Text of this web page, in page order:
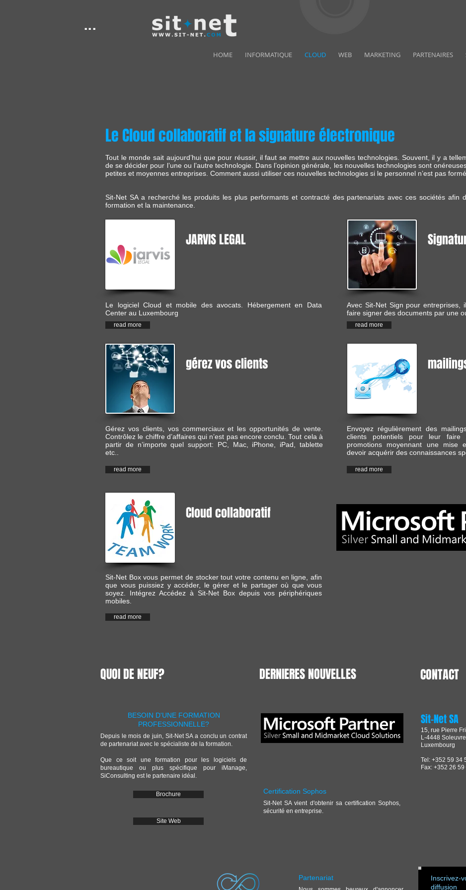
...
HOME INFORMATIQUE CLOUD WEB MARKETING PARTENAIRES
Cloud collaboratif
Sit-Net Box vous permet de stocker tout votre contenu en ligne, afin
que vous puissiez y accéder, le gérer et le partager où que vous
soyez. Intégrez Accédez à Sit-Net Box depuis vos périphériques
mobiles.
Avec Sit-Net Sign pour entreprises,
faire signer des documents par une
Envoyez régulièrement des
clients potentiels pour leur faire
promotions moyennant une mise
devoir acquérir des connaissances
Gérez vos clients, vos commerciaux et les opportunités de vente.
Contrôlez le chiffre d’affaires qui n’est pas encore conclu. Tout cela à
partir de n’importe quel support: PC, Mac, iPhone, iPad, tablette
etc..
gérez vos clients
Le Cloud collaboratif et la signature électronique
Tout le monde sait aujourd’hui que pour réussir, il faut se mettre aux nouvelles technologies. Souvent, il y a
de se décider pour l’une ou l’autre technologie. Dans l’opinion générale, les nouvelles technologies sont
petites et moyennes entreprises. Comment aussi utiliser ces nouvelles technologies si le personnel n’est pas
Sit-Net SA a recherché les produits les plus performants et contracté des partenariats avec ces sociétés afin
formation et la maintenance.
read more
read more
read more read more
Le logiciel Cloud et mobile des avocats. Hébergement en Data
Center au Luxembourg
JARVIS LEGAL
read more
QUOI DE NEUF? DERNIERES NOUVELLES
BESOIN D'UNE FORMATION
PROFESSIONNELLE?
Depuis le mois de juin, Sit-Net SA a conclu un contrat
de partenariat avec le spécialiste de la formation.
Que ce soit une formation pour les logiciels de
bureautique ou plus spécifique pour iManage,
SiConsulting est le partenaire idéal.
Brochure
Site Web
Certification Sophos
Sit-Net SA vient d'obtenir sa certification Sophos,
sécurité en entreprise.
Partenariat
CONTACT
Sit-Net SA
15, rue Pierre
L-4448 Soleuvre
Luxembourg
Tel: +352 59 34
Fax: +352 26 59
Inscrivez-
diffusion